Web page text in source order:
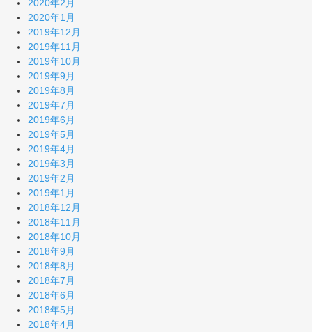
2020年2月
2020年1月
2019年12月
2019年11月
2019年10月
2019年9月
2019年8月
2019年7月
2019年6月
2019年5月
2019年4月
2019年3月
2019年2月
2019年1月
2018年12月
2018年11月
2018年10月
2018年9月
2018年8月
2018年7月
2018年6月
2018年5月
2018年4月